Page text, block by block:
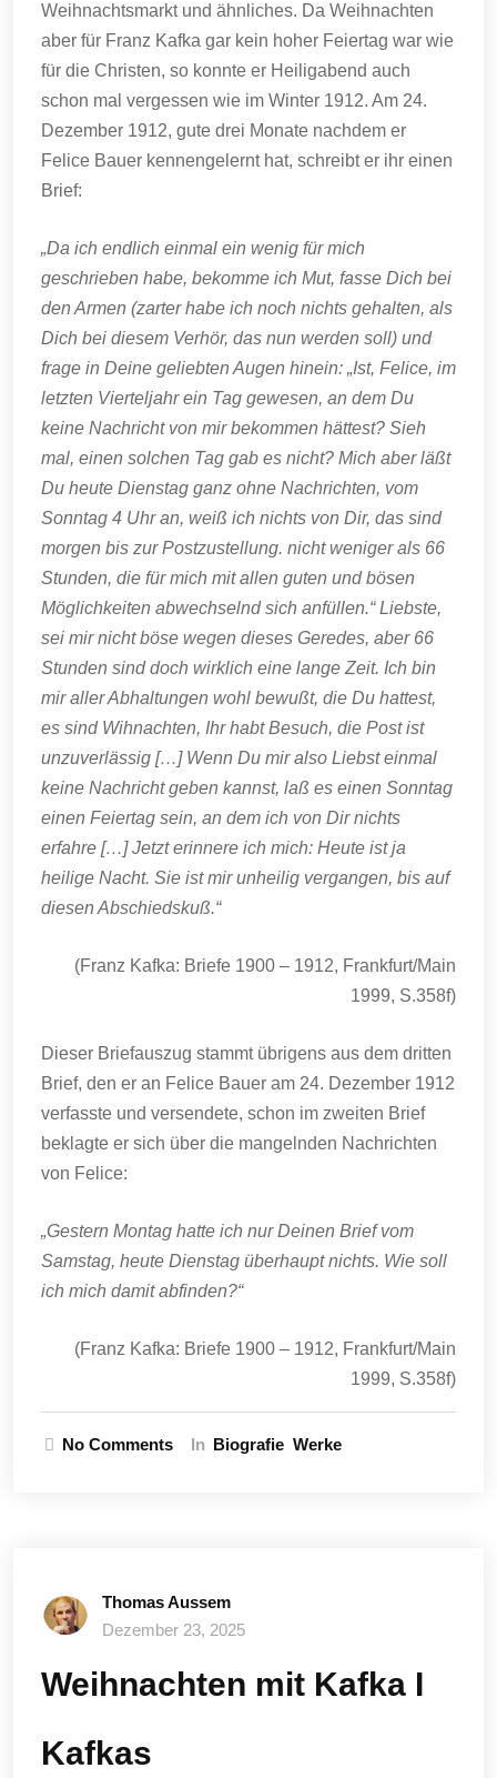
Weihnachtsmarkt und ähnliches. Da Weihnachten
aber für Franz Kafka gar kein hoher Feiertag war wie
für die Christen, so konnte er Heiligabend auch
schon mal vergessen wie im Winter 1912. Am 24.
Dezember 1912, gute drei Monate nachdem er
Felice Bauer kennengelernt hat, schreibt er ihr einen
Brief:
„Da ich endlich einmal ein wenig für mich
geschrieben habe, bekomme ich Mut, fasse Dich bei
den Armen (zarter habe ich noch nichts gehalten, als
Dich bei diesem Verhör, das nun werden soll) und
frage in Deine geliebten Augen hinein: „Ist, Felice, im
letzten Vierteljahr ein Tag gewesen, an dem Du
keine Nachricht von mir bekommen hättest? Sieh
mal, einen solchen Tag gab es nicht? Mich aber läßt
Du heute Dienstag ganz ohne Nachrichten, vom
Sonntag 4 Uhr an, weiß ich nichts von Dir, das sind
morgen bis zur Postzustellung. nicht weniger als 66
Stunden, die für mich mit allen guten und bösen
Möglichkeiten abwechselnd sich anfüllen.“ Liebste,
sei mir nicht böse wegen dieses Geredes, aber 66
Stunden sind doch wirklich eine lange Zeit. Ich bin
mir aller Abhaltungen wohl bewußt, die Du hattest,
es sind Wihnachten, Ihr habt Besuch, die Post ist
unzuverlässig […] Wenn Du mir also Liebst einmal
keine Nachricht geben kannst, laß es einen Sonntag
einen Feiertag sein, an dem ich von Dir nichts
erfahre […] Jetzt erinnere ich mich: Heute ist ja
heilige Nacht. Sie ist mir unheilig vergangen, bis auf
diesen Abschiedskuß.“
(Franz Kafka: Briefe 1900 – 1912, Frankfurt/Main
1999, S.358f)
Dieser Briefauszug stammt übrigens aus dem dritten
Brief, den er an Felice Bauer am 24. Dezember 1912
verfasste und versendete, schon im zweiten Brief
beklagte er sich über die mangelnden Nachrichten
von Felice:
„Gestern Montag hatte ich nur Deinen Brief vom
Samstag, heute Dienstag überhaupt nichts. Wie soll
ich mich damit abfinden?“
(Franz Kafka: Briefe 1900 – 1912, Frankfurt/Main
1999, S.358f)
No Comments In Biografie Werke
Thomas Aussem
Dezember 23, 2025
Weihnachten mit Kafka I
Kafkas